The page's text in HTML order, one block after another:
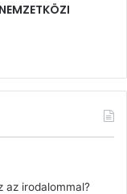
az irodalommal?